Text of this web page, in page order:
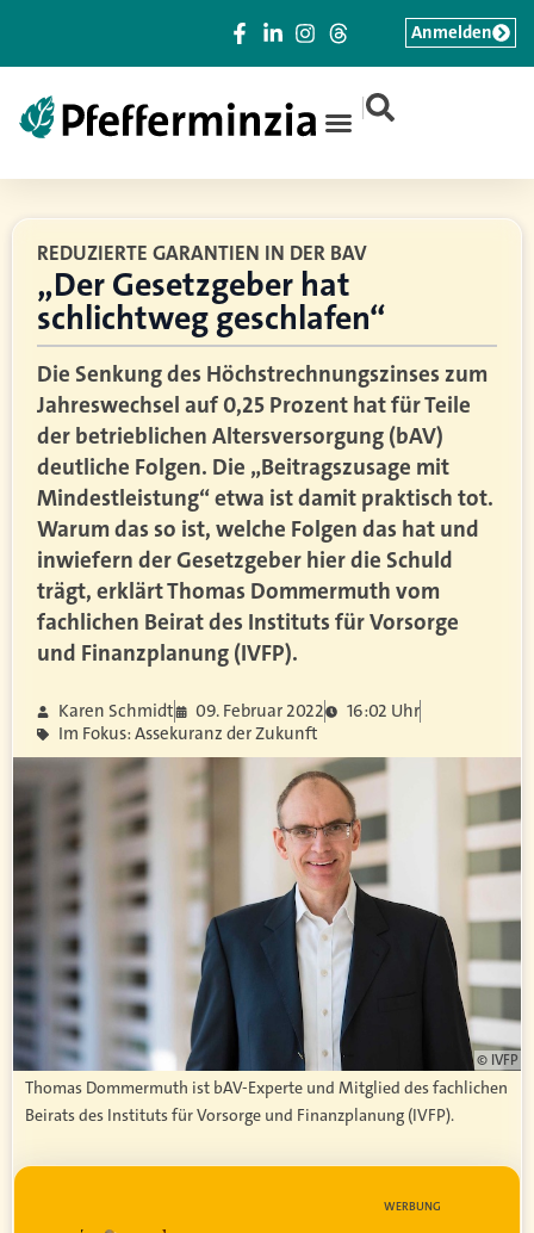
|
Anmelden
REDUZIERTE GARANTIEN IN DER BAV
„Der Gesetzgeber hat
schlichtweg geschlafen“
Die Senkung des Höchstrechnungszinses zum
Jahreswechsel auf 0,25 Prozent hat für Teile
der betrieblichen Altersversorgung (bAV)
deutliche Folgen. Die „Beitragszusage mit
Mindestleistung“ etwa ist damit praktisch tot.
Warum das so ist, welche Folgen das hat und
inwiefern der Gesetzgeber hier die Schuld
trägt, erklärt Thomas Dommermuth vom
fachlichen Beirat des Instituts für Vorsorge
und Finanzplanung (IVFP).
Karen Schmidt 09. Februar 2022
16:02 Uhr
Im Fokus: Assekuranz der Zukunft
© IVFP
Thomas Dommermuth ist bAV-Experte und Mitglied des fachlichen
Beirats des Instituts für Vorsorge und Finanzplanung (IVFP).
WERBUNG